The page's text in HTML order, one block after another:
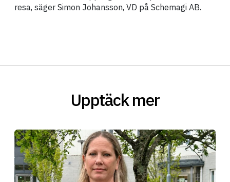
resa, säger Simon Johansson, VD på Schemagi AB.
Upptäck mer